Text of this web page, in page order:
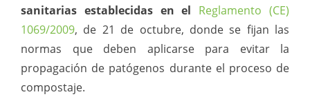
sanitarias establecidas en el Reglamento (CE)
1069/2009, de 21 de octubre, donde se fijan las
normas que deben aplicarse para evitar la
propagación de patógenos durante el proceso de
compostaje.